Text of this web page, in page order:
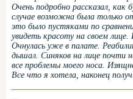
Очень подробно рассказал, как
случае возможна была только
это было пустяками по
увидеть красоту на своем
Очнулась уже в палате.
дышал. Синяков на лице почти
все проблемы моего носа.
Все что я хотела, наконец